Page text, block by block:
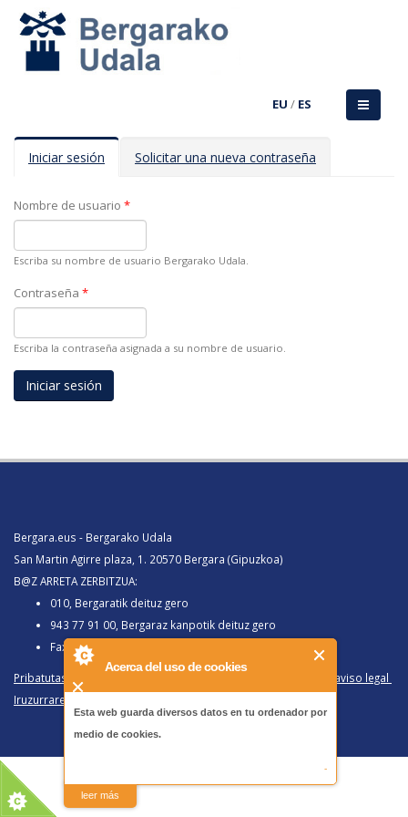
Acerca del uso de cookies
Esta web guarda diversos datos en tu ordenador por
medio de cookies.
-
leer más
EU / ES
Solapas principales
Iniciar sesión (solapaSolicitar una nueva contraseña
Nombre de usuario *
Escriba su nombre de usuario Bergarako Udala.
Contraseña *
Escriba la contraseña asignada a su nombre de usuario.
Bergara.eus - Bergarako Udala
San Martin Agirre plaza, 1. 20570 Bergara (Gipuzkoa)
B@Z ARRETA ZERBITZUA:
010, Bergaratik deituz gero
943 77 91 00, Bergaraz kanpotik deituz gero
Faxa 943 77 91 63
Pribatutasun politika eta lege oharra
Política de privacidad y aviso legal
Iruzurraren Aurkako Politika